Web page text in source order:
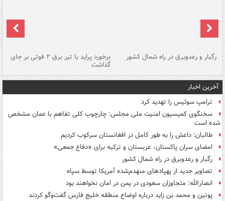
رگبار و رعدوبرق در راه شمال کشور برخورد پراید با تیر برق ۲ فوتی بر جای
گذاشت
آخرین اخبار
ترامپ سوئیس را تهدید کرد
سخنگوی کمیسیون امنیت ملی مجلس: چارچوب کلی تفاهم با عمان مشخص
شده است
طالبان: داعش را به طور کامل در افغانستان سرکوب کردیم
امضای سران پاکستان، عربستان و ترکیه برای «دفاع جمعی»
رگبار و رعدوبرق در راه شمال کشور
تصاویر جدید از پهپادهای منهدم‌شده آمریکا توسط سپاه
انصارالله: متجاوزان سعودی در یمن در امان نخواهند بود
پوتین و محمد بن زاید درباره اوضاع منطقه خلیج فارس گفت‌وگو کردند